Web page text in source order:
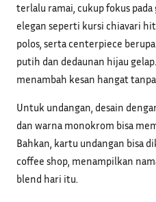
terlalu ramai, cukup fokus
elegan seperti kursi chiavari
polos, serta centerpiece
putih dan dedaunan hijau
menambah kesan hangat
Untuk undangan, desain
dan warna monokrom bisa
Bahkan, kartu undangan bisa
coffee shop, menampilkan
blend hari itu.